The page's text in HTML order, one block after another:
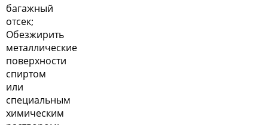
багажный
отсек;
Обезжирить
металлические
поверхности
спиртом
или
специальным
химическим